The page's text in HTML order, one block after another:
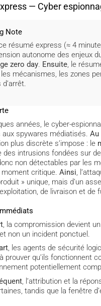
— Cyber
Note
résumé express (≈ 4
autonome des enjeux
zero day. Ensuite, le
mécanismes, les zones
années, le cyber-
aux spywares médiatisés. Au
plus discrète s’impose : le
des intrusions fondées sur
non détectables par les
critique. Ainsi,
» unique, mais d’un
de livraison et de
, la compromission devient
non un incident ponctuel.
, les agents de sécurité
prouver qu’ils fonctionnent
potentiellement
, l’attribution et la
tandis que la fenêtre